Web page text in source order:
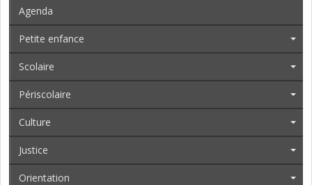
Agenda
Petite enfance
Scolaire
Périscolaire
Culture
Justice
Orientation